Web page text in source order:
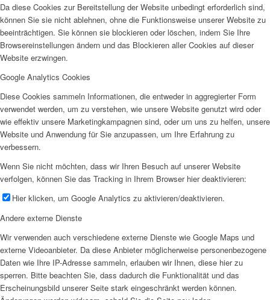
Da diese Cookies zur Bereitstellung der Website unbedingt erforderlich sind,
können Sie sie nicht ablehnen, ohne die Funktionsweise unserer Website zu
beeinträchtigen. Sie können sie blockieren oder löschen, indem Sie Ihre
Browsereinstellungen ändern und das Blockieren aller Cookies auf dieser
Website erzwingen.
Google Analytics Cookies
Diese Cookies sammeln Informationen, die entweder in aggregierter Form
verwendet werden, um zu verstehen, wie unsere Website genutzt wird oder
wie effektiv unsere Marketingkampagnen sind, oder um uns zu helfen, unsere
Website und Anwendung für Sie anzupassen, um Ihre Erfahrung zu
verbessern.
Wenn Sie nicht möchten, dass wir Ihren Besuch auf unserer Website
verfolgen, können Sie das Tracking in Ihrem Browser hier deaktivieren:
Hier klicken, um Google Analytics zu aktivieren/deaktivieren.
Andere externe Dienste
Wir verwenden auch verschiedene externe Dienste wie Google Maps und
externe Videoanbieter. Da diese Anbieter möglicherweise personenbezogene
Daten wie Ihre IP-Adresse sammeln, erlauben wir Ihnen, diese hier zu
sperren. Bitte beachten Sie, dass dadurch die Funktionalität und das
Erscheinungsbild unserer Seite stark eingeschränkt werden können.